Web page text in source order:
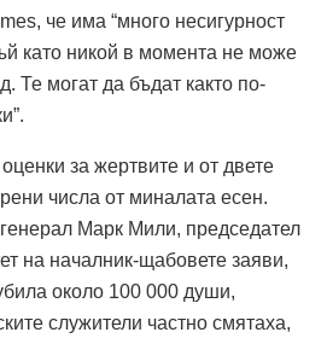
че има “много несигурност
като никой в ​​момента не може
Те могат да бъдат както по-
за жертвите и от двете
числа от миналата есен.
Марк Мили, председател
на началник-щабовете заяви,
около 100 000 души,
служители частно смятаха,